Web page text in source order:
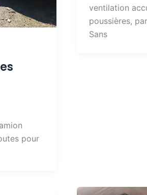
pour
ventilation
poussières,
Sans